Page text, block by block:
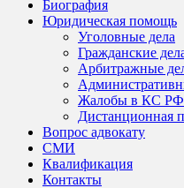
Биография
Юридическая помощь
Уголовные дела
Гражданские
Арбитражные
Жалобы в КС РФ
Дистанционная
Вопрос адвокату
СМИ
Квалификация
Контакты